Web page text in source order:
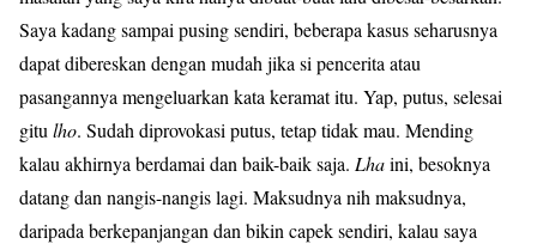
Saya kadang sampai pusing sendiri, beberapa kasus seharusnya
dapat dibereskan dengan mudah jika si pencerita atau
pasangannya mengeluarkan kata keramat itu. Yap, putus, selesai
gitu lho. Sudah diprovokasi putus, tetap tidak mau. Mending
kalau akhirnya berdamai dan baik-baik saja. Lhaini, besoknya
datang dan nangis-nangis lagi. Maksudnya nih maksudnya,
daripada berkepanjangan dan bikin capek sendiri, kalau saya